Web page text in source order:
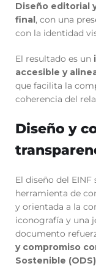
Diseño editorial
final, con una
con la identidad
El resultado es un
accesible y
que facilita la
coherencia del
Diseño y
El diseño del
herramienta de
y orientada a la
iconografía y una
documento
y compromiso
Sostenible